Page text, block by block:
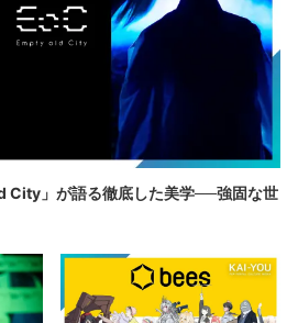
City」が語る徹底した美学──強固な世